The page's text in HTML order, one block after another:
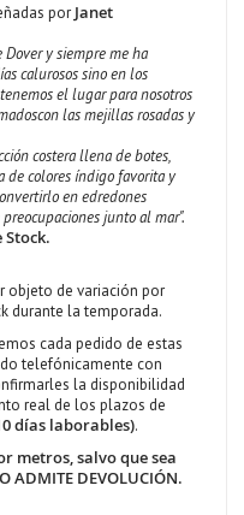
por Janet
Dover y siempre me ha
calurosos sino en los
el lugar para nosotros
las mejillas rosadas y
costera llena de botes,
de colores índigo favorita y
en edredones
junto al mar".
objeto de variación por
durante la temporada.
cada pedido de estas
telefónicamente con
la disponibilidad
real de los plazos de
días laborables).
metros, salvo que sea
DEVOLUCIÓN.